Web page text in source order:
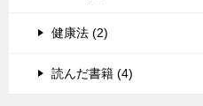
健康法 (2)
読んだ書籍 (4)